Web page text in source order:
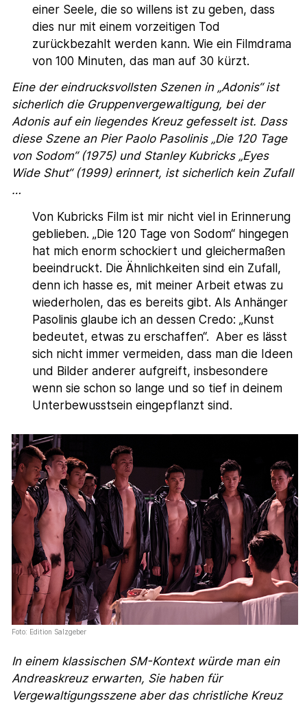
einer Seele, die so willens ist zu geben, dass
dies nur mit einem vorzeitigen Tod
zurückbezahlt werden kann. Wie ein Filmdrama
von 100 Minuten, das man auf 30 kürzt.
Eine der eindrucksvollsten Szenen in „Adonis“ ist
sicherlich die Gruppenvergewaltigung, bei der
Adonis auf ein liegendes Kreuz gefesselt ist. Dass
diese Szene an Pier Paolo Pasolinis „Die 120 Tage
von Sodom“ (1975) und Stanley Kubricks „Eyes
Wide Shut“ (1999) erinnert, ist sicherlich kein Zufall
…
Von Kubricks Film ist mir nicht viel in Erinnerung
geblieben. „Die 120 Tage von Sodom“ hingegen
hat mich enorm schockiert und gleichermaßen
beeindruckt. Die Ähnlichkeiten sind ein Zufall,
denn ich hasse es, mit meiner Arbeit etwas zu
wiederholen, das es bereits gibt. Als Anhänger
Pasolinis glaube ich an dessen Credo: „Kunst
bedeutet, etwas zu erschaffen“. Aber es lässt
sich nicht immer vermeiden, dass man die Ideen
und Bilder anderer aufgreift, insbesondere
wenn sie schon so lange und so tief in deinem
Unterbewusstsein eingepflanzt sind.
Foto: Edition Salzgeber
In einem klassischen SM-Kontext würde man ein
Andreaskreuz erwarten, Sie haben für
Vergewaltigungsszene aber das christliche Kreuz